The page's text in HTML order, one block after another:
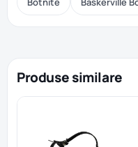
Produse similare